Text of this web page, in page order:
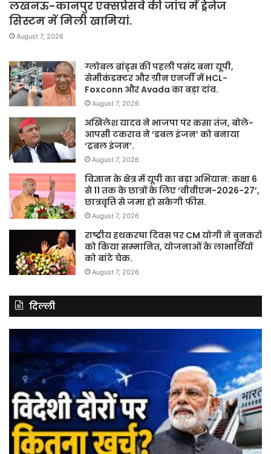
लखनऊ-कानपुर एक्सप्रेसवे की जांच में ड्रेनेज
सिस्टम में मिली खामियां.
August 7, 2026
ग्लोबल ब्रांड्स की पहली पसंद बना यूपी,
सेमीकंडक्टर और ग्रीन एनर्जी में HCL-
Foxconn और Avada का बड़ा दांव.
August 7, 2026
अखिलेश यादव ने भाजपा पर कसा तंज, बोले-
आपसी टकराव ने ‘डबल इंजन’ को बनाया
‘ट्रबल इंजन’.
August 7, 2026
विज्ञान के क्षेत्र में यूपी का बड़ा अभियान: कक्षा 6
से 11 तक के छात्रों के लिए ‘वीवीएम-2026-27’,
छात्रवृत्ति से जमा हो सकेगी फीस.
August 7, 2026
राष्ट्रीय हथकरघा दिवस पर CM योगी ने बुनकरों
को किया सम्मानित, योजनाओं के लाभार्थियों
को बांटे चेक.
August 7, 2026
दिल्ली